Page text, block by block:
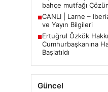
bahçe mutfağı
■CANLI | Larne –
ve Yayın Bilgileri
■Ertuğrul Özkök
Cumhurbaşkanına
Başlatıldı
Güncel